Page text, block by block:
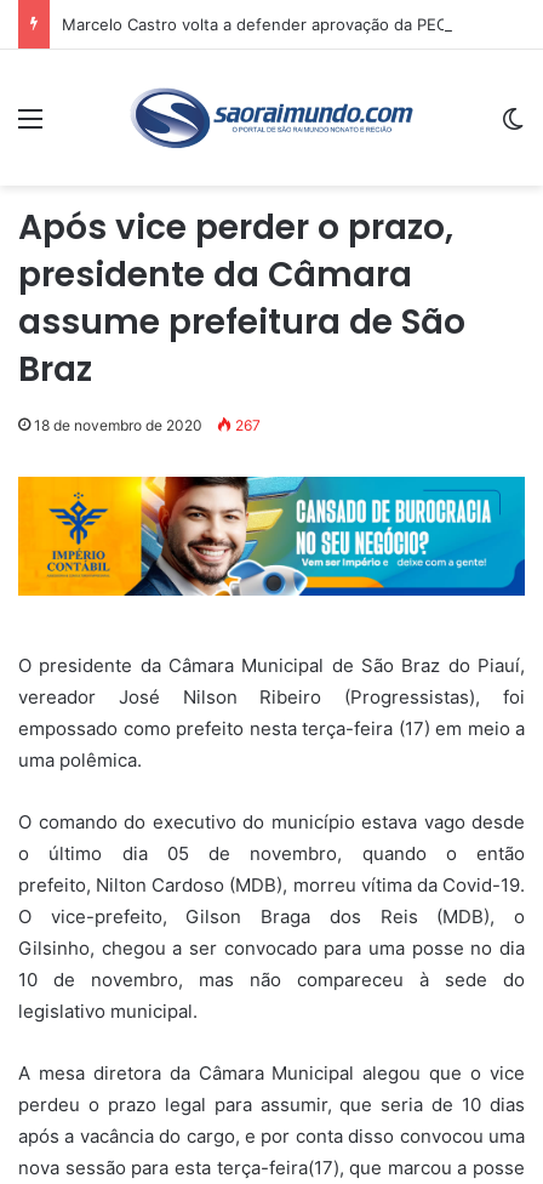
Menu
Após vice perder o prazo,
presidente da Câmara
assume prefeitura de São
Braz
18 de novembro de 2020 267
O presidente da Câmara Municipal de São Braz do Piauí,
vereador José Nilson Ribeiro (Progressistas), foi
empossado como prefeito nesta terça-feira (17) em meio a
uma polêmica.
O comando do executivo do município estava vago desde
o último dia 05 de novembro, quando o então
prefeito, Nilton Cardoso (MDB), morreu vítima da Covid-19.
O vice-prefeito, Gilson Braga dos Reis (MDB), o
Gilsinho, chegou a ser convocado para uma posse no dia
10 de novembro, mas não compareceu à sede do
legislativo municipal.
A mesa diretora da Câmara Municipal alegou que o vice
perdeu o prazo legal para assumir, que seria de 10 dias
após a vacância do cargo, e por conta disso convocou uma
nova sessão para esta terça-feira(17), que marcou a posse